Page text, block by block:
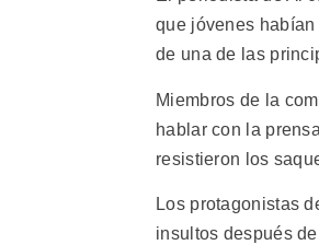
que jóvenes
de una de las
Miembros de la
hablar con la
resistieron los
Los protagonistas
insultos después